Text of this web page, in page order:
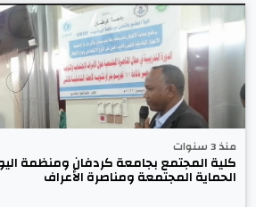
منذ 3 سنوات
كلية المجتمع بجامعة كردفان ومنظمة
الحماية المجتمعة ومناصرة الأعراف